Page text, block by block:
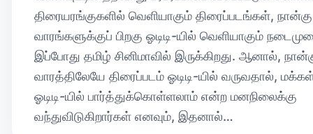
திரையரங்குகளில் வெளியாகும் திரைப்படங்கள், நான்கு
வாரங்களுக்குப் பிறகு ஓடிடி-யில் வெளியாகும்
இப்போது தமிழ் சினிமாவில் இருக்கிறது. ஆனால்,
வாரத்திலேயே திரைப்படம் ஓடிடி-யில் வருவதால்,
ஓடிடி-யில் பார்த்துக்கொள்ளலாம் என்ற மனநிலைக்கு
வந்துவிடுகிறார்கள் எனவும், இதனால்…